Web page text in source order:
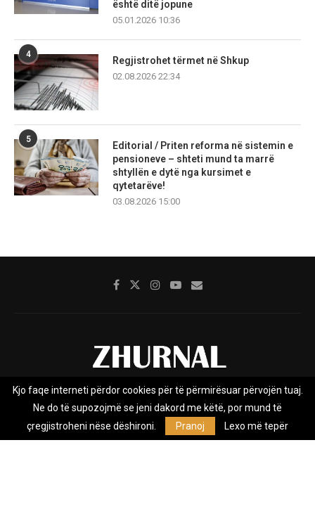
është ditë jopune
05.01.2026 10:36
4
Regjistrohet tërmet në Shkup
02.08.2026 22:34
5
Editorial / Priten reforma në sistemin e
pensioneve – shteti mund ta marrë
shtyllën e dytë nga kursimet e
qytetarëve!
03.08.2026 15:00
Rreth nesh Impresumi Marketing
Kontakt
Privacy Policy
Zhurnal.mk është Agjenci e Lajmeve e pavarur, e themeluar në vitin
Kjo faqe interneti përdor cookies për të përmirësuar përvojën tuaj.
Ne do të supozojmë se jeni dakord me këtë, por mund të
çregjistroheni nëse dëshironi.
Pranoj Lexo më tepër